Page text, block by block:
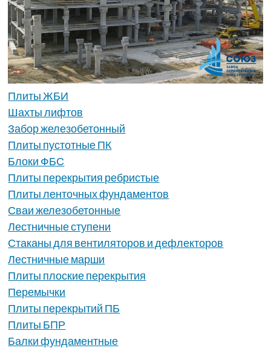
Плиты ЖБИ
Шахты лифтов
Забор железобетонный
Плиты пустотные ПК
Блоки ФБС
Плиты перекрытия ребристые
Плиты ленточных фундаментов
Сваи железобетонные
Лестничные ступени
Стаканы для вентиляторов и дефлекторов
Лестничные марши
Плиты плоские перекрытия
Перемычки
Плиты перекрытий ПБ
Плиты БПР
Балки фундаментные